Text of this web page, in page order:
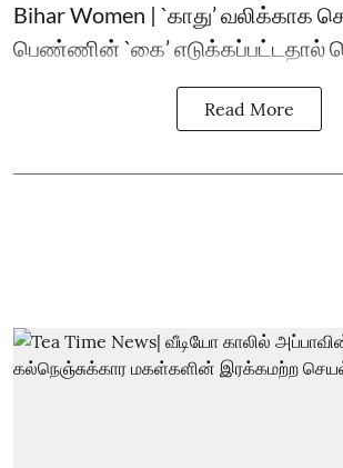
Bihar Women | `காது’ வலிக்காக
பெண்ணின் `கை’ எடுக்கப்பட்டதால்
Read More